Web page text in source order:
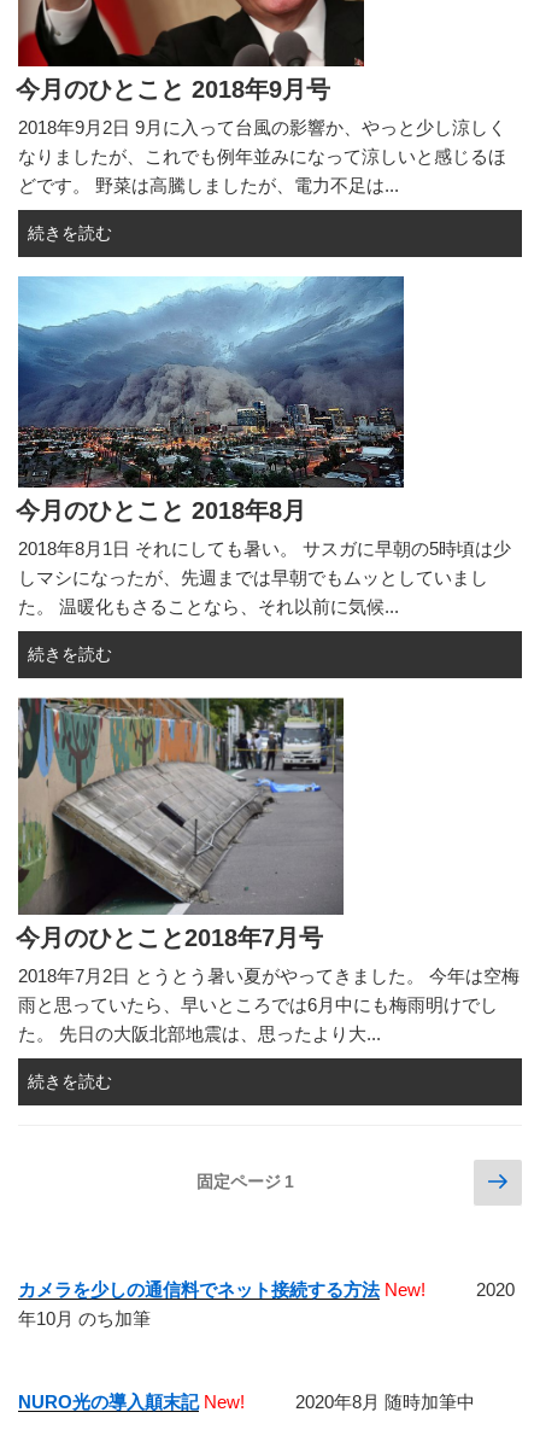
今月のひとこと 2018年9月号
2018年9月2日 9月に入って台風の影響か、やっと少し涼しく
なりましたが、これでも例年並みになって涼しいと感じるほ
どです。 野菜は高騰しましたが、電力不足は...
続きを読む
今月のひとこと 2018年8月
2018年8月1日 それにしても暑い。 サスガに早朝の5時頃は少
しマシになったが、先週までは早朝でもムッとしていまし
た。 温暖化もさることなら、それ以前に気候...
続きを読む
今月のひとこと2018年7月号
2018年7月2日 とうとう暑い夏がやってきました。 今年は空梅
雨と思っていたら、早いところでは6月中にも梅雨明けでし
た。 先日の大阪北部地震は、思ったより大...
続きを読む
ペ
ー
り
固定ページ 1
次
の
ジ
カメラを少しの通信料でネット接続する方法 New! 2020
年10月 のち加筆
NURO光の導入顛末記 New! 2020年8月 随時加筆中